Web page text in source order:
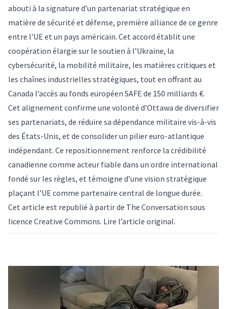
abouti à la signature d’un partenariat stratégique en
matière de sécurité et défense, première alliance de ce genre
entre l’UE et un pays américain. Cet accord établit une
coopération élargie sur le soutien à l’Ukraine, la
cybersécurité, la mobilité militaire, les matières critiques et
les chaînes industrielles stratégiques, tout en offrant au
Canada l’accès au fonds européen SAFE de 150 milliards €.
Cet alignement confirme une volonté d’Ottawa de diversifier
ses partenariats, de réduire sa dépendance militaire vis-à-vis
des États-Unis, et de consolider un pilier euro-atlantique
indépendant. Ce repositionnement renforce la crédibilité
canadienne comme acteur fiable dans un ordre international
fondé sur les règles, et témoigne d’une vision stratégique
plaçant l’UE comme partenaire central de longue durée.
Cet article est republié à partir de The Conversation sous
licence Creative Commons. Lire l’article original.